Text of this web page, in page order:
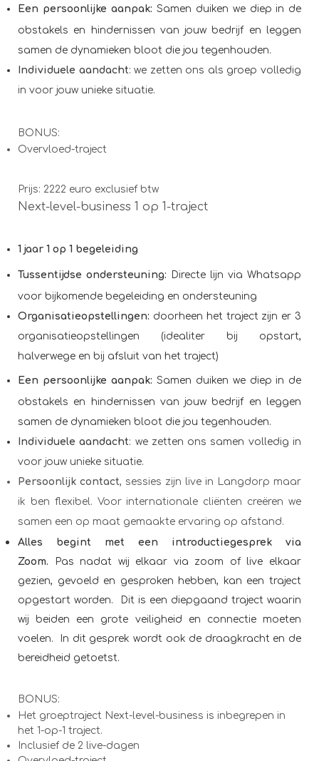
Een persoonlijke aanpak: Samen duiken we diep in de
obstakels en hindernissen van jouw bedrijf en leggen
samen de dynamieken bloot die jou tegenhouden.
Individuele aandacht: we zetten ons als groep volledig
in voor jouw unieke situatie.
BONUS:
Overvloed-traject
Prijs: 2222 euro exclusief btw
Next-level-business 1 op 1-traject
1 jaar 1 op 1 begeleiding
Tussentijdse ondersteuning:
Directe lijn via Whatsapp
voor bijkomende begeleiding en ondersteuning
Organisatieopstellingen: doorheen het traject zijn er 3
organisatieopstellingen (idealiter bij opstart,
halverwege en bij afsluit van het traject)
Een persoonlijke aanpak: Samen duiken we diep in de
obstakels en hindernissen van jouw bedrijf en leggen
samen de dynamieken bloot die jou tegenhouden.
Individuele aandacht: we zetten ons samen volledig in
voor jouw unieke situatie.
Persoonlijk contact, sessies zijn live in Langdorp maar
ik ben flexibel. Voor internationale cliënten creëren we
samen een op maat gemaakte ervaring op afstand.
Alles begint met een introductiegesprek via
Zoom.
Pas nadat wij elkaar via zoom of live elkaar
gezien, gevoeld en gesproken hebben, kan een traject
opgestart worden. Dit is een diepgaand traject waarin
wij beiden een grote veiligheid en connectie moeten
voelen. In dit gesprek wordt ook de draagkracht en de
bereidheid getoetst.
BONUS:
Het groeptraject Next-level-business is inbegrepen in
het 1-op-1 traject.
Inclusief de 2 live-dagen